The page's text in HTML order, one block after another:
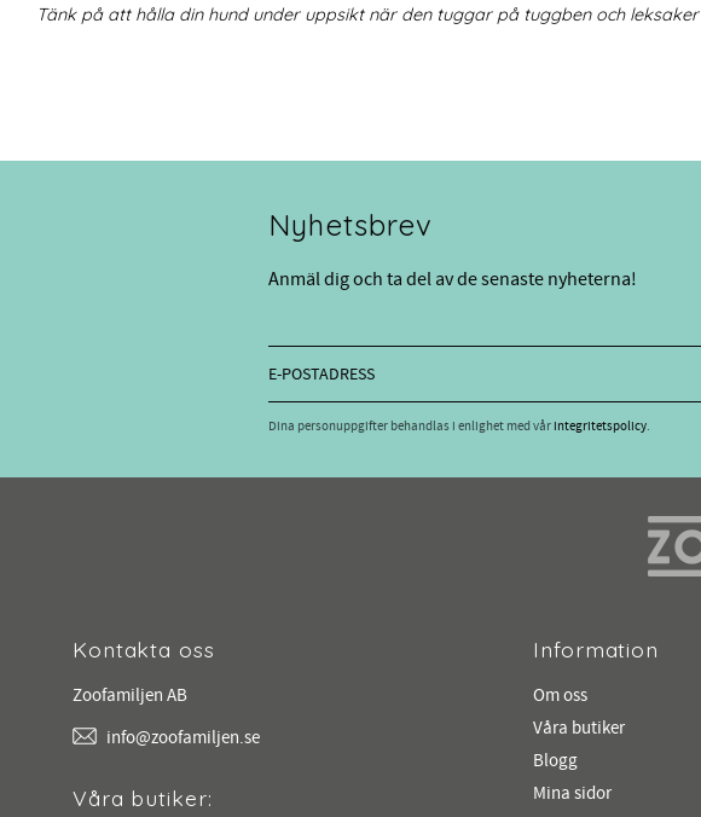
Tänk på att hålla din hund under uppsikt när den tuggar på tuggben och leksaker
Nyhetsbrev
Anmäl dig och ta del av de senaste nyheterna!
Dina personuppgifter behandlas i enlighet med vårintegritetspolicy.
Kontakta oss
Zoofamiljen AB
info@zoofamiljen.se
Våra butiker:
Information
Om oss
Våra butiker
Blogg
Mina sidor